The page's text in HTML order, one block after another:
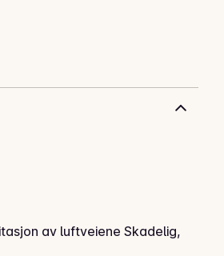
av luftveiene Skadelig,